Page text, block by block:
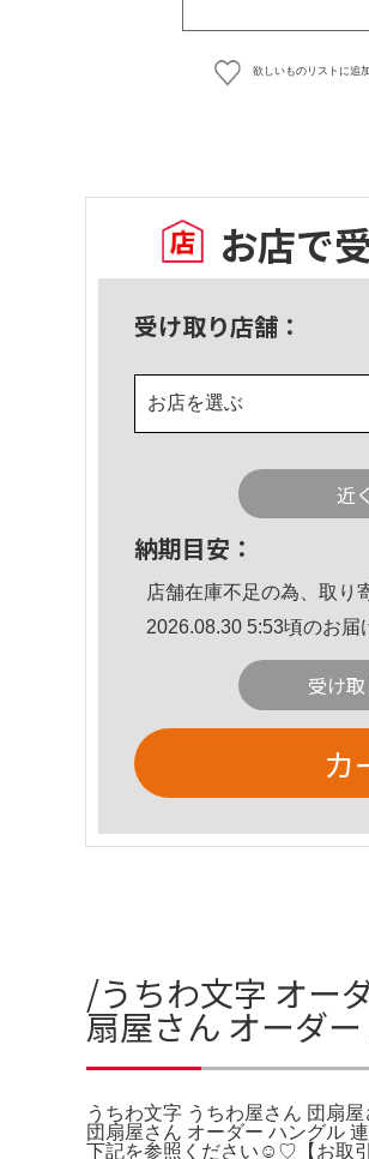
欲しいものリストに追加
お店で
受け取り店舗：
お店を選ぶ
近
納期目安：
店舗在庫不足の為、取り
2026.08.30 5:53頃のお届
受け
カ
/うちわ文字 オー
扇屋さん オーダ
うちわ文字 うちわ屋さん 団扇
団扇屋さん オーダー ハングル
下記を参照ください☺︎♡【お取